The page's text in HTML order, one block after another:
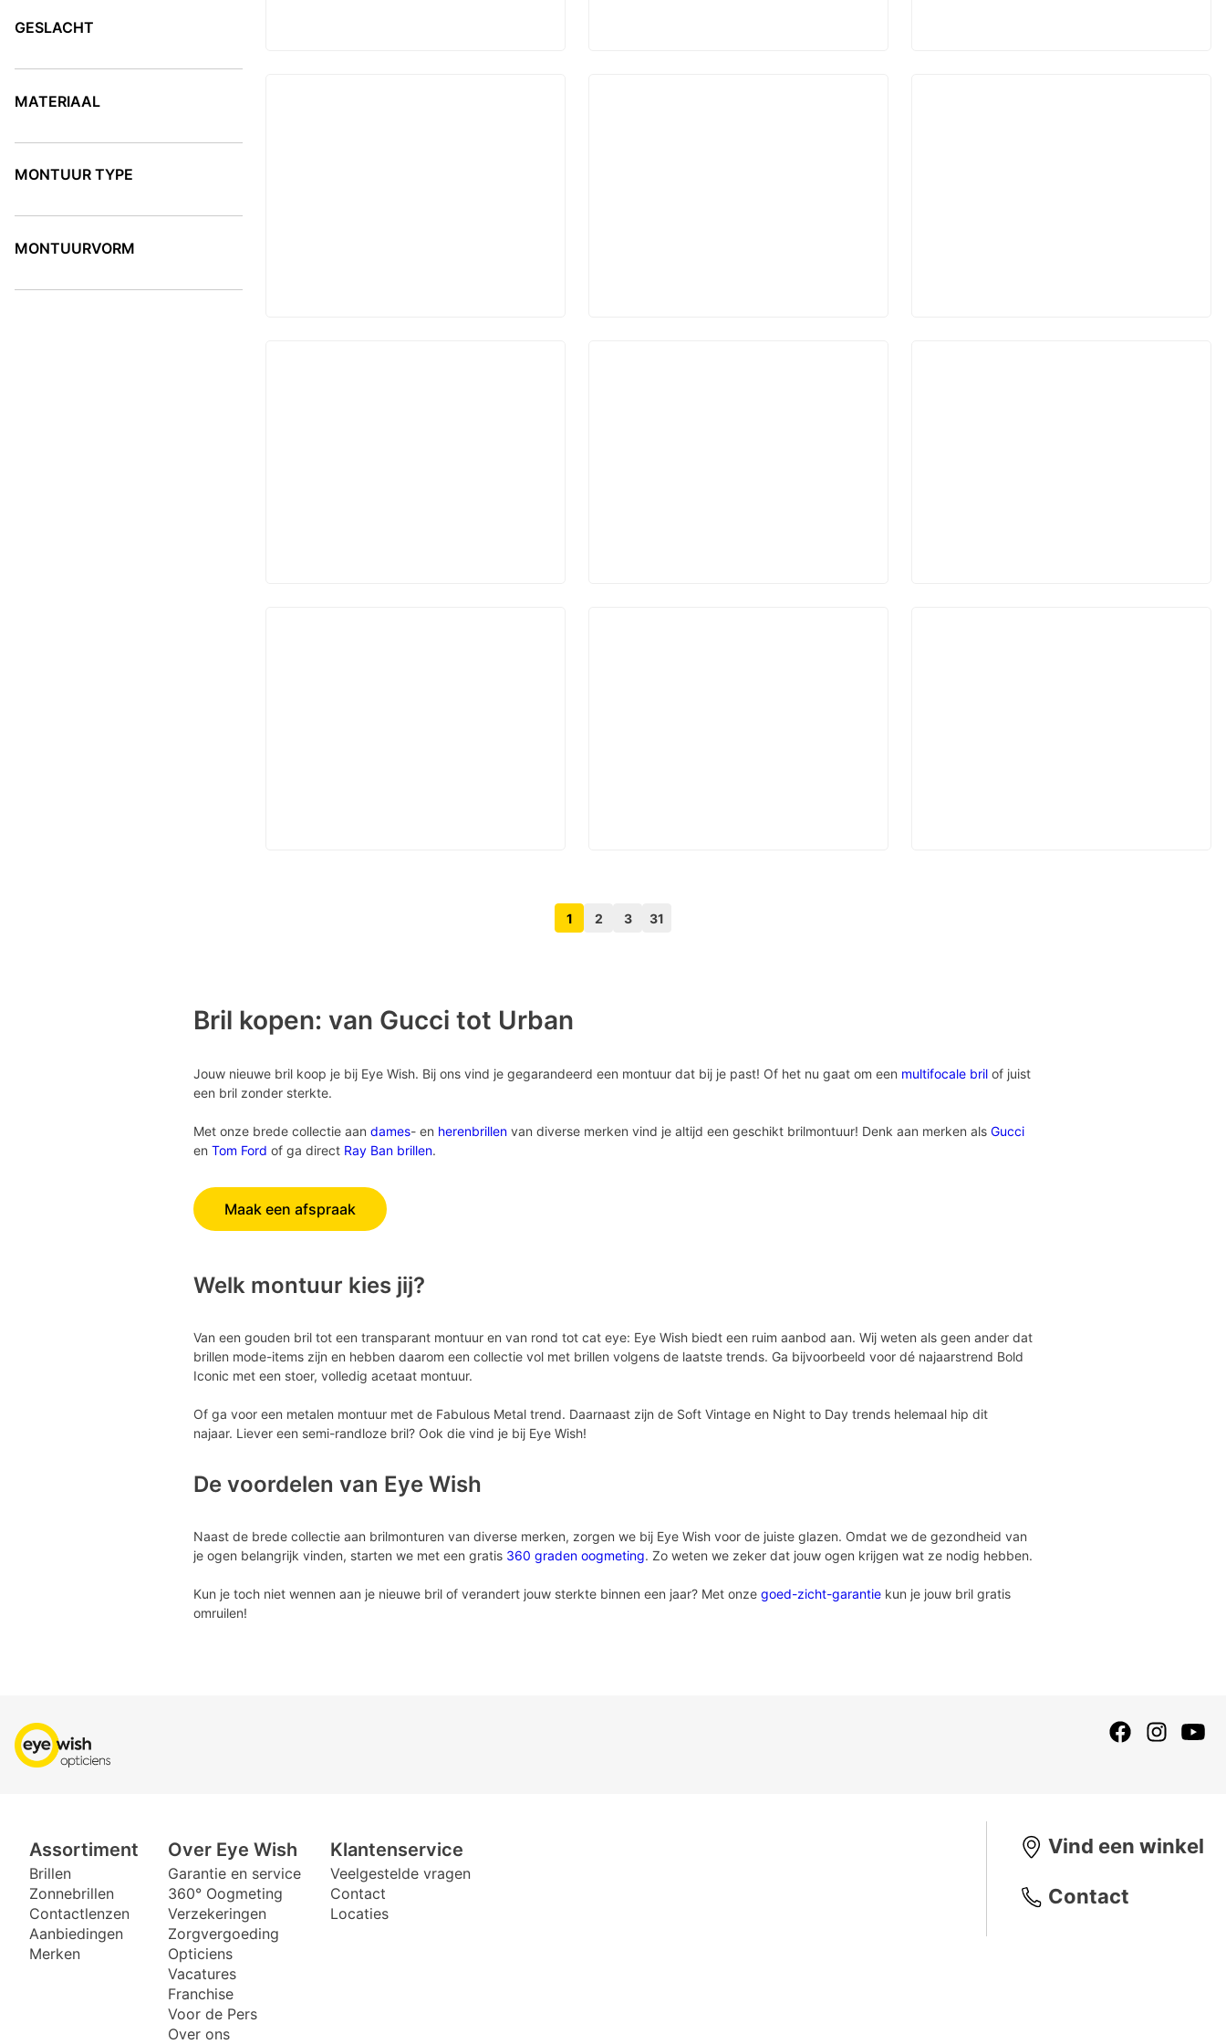
GESLACHT
MATERIAAL
MONTUUR TYPE
MONTUURVORM
Vorige pagina knop
1 2 3 31
Bril kopen: van Gucci tot Urban
Jouw nieuwe bril koop je bij Eye Wish. Bij ons vind je gegarandeerd een montuur dat bij je past! Of het nu gaat om een multifocale bril of juist
een bril zonder sterkte.
Met onze brede collectie aan dames- en herenbrillen van diverse merken vind je altijd een geschikt brilmontuur! Denk aan merken als Gucci
en Tom Ford of ga direct Ray Ban brillen.
Maak een afspraak
Welk montuur kies jij?
Van een gouden bril tot een transparant montuur en van rond tot cat eye: Eye Wish biedt een ruim aanbod aan. Wij weten als geen ander dat
brillen mode-items zijn en hebben daarom een collectie vol met brillen volgens de laatste trends. Ga bijvoorbeeld voor dé najaarstrend Bold
Iconic met een stoer, volledig acetaat montuur.
Of ga voor een metalen montuur met de Fabulous Metal trend. Daarnaast zijn de Soft Vintage en Night to Day trends helemaal hip dit
najaar. Liever een semi-randloze bril? Ook die vind je bij Eye Wish!
De voordelen van Eye Wish
Naast de brede collectie aan brilmonturen van diverse merken, zorgen we bij Eye Wish voor de juiste glazen. Omdat we de gezondheid van
je ogen belangrijk vinden, starten we met een gratis 360 graden oogmeting. Zo weten we zeker dat jouw ogen krijgen wat ze nodig hebben.
Kun je toch niet wennen aan je nieuwe bril of verandert jouw sterkte binnen een jaar? Met onze goed-zicht-garantie kun je jouw bril gratis
omruilen!
Assortiment
Brillen
Zonnebrillen
Contactlenzen
Aanbiedingen
Merken
Over Eye Wish
Garantie en service
360° Oogmeting
Verzekeringen
Zorgvergoeding
Opticiens
Vacatures
Franchise
Voor de Pers
Over ons
Klantenservice
Veelgestelde vragen
Contact
Locaties
Vind een winkel
Contact